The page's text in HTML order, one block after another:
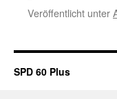
Veröffentlicht unter
SPD 60 Plus